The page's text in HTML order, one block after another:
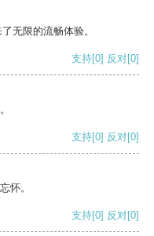
无限的流畅体验。
支持[0] 反对[0]
支持[0] 反对[0]
怀。
支持[0] 反对[0]